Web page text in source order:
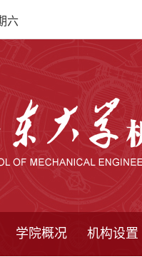
六
学院概况 机构设置